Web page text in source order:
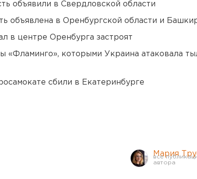
объявили в Свердловской области
объявлена в Оренбургской области и
в центре Оренбурга застроят
«Фламинго», которыми Украина атаковала
сбили в Екатеринбурге
Мария